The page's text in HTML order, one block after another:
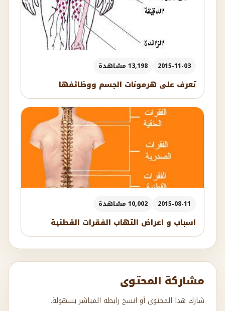
2015-11-03 13,198 مشاهدة
تعرف على هرمونات الجسم ووظائفها
2015-08-11 10,002 مشاهدة
اسباب و اعراض التهاب الفقرات القطنية
مشاركة المحتوى
شارك هذا المحتوى أو انسخ رابطه المباشر بسهولة.